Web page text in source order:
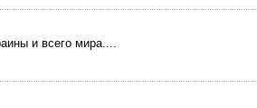
и всего мира....